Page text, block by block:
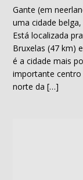
Gante (em
uma cidade
Está localizada
Bruxelas (47 km)
é a cidade mais
importante centro
norte da […]